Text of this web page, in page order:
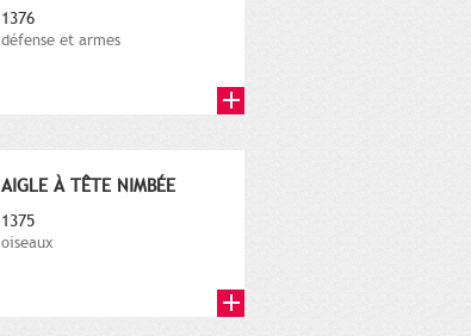
1376
défense et armes
AIGLE À TÊTE NIMBÉE
1375
oiseaux